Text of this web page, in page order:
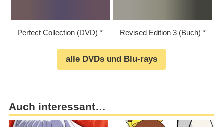
Perfect Collection (DVD) Revised Edition 3 (Buch)
alle DVDs und Blu-rays
Auch interessant…